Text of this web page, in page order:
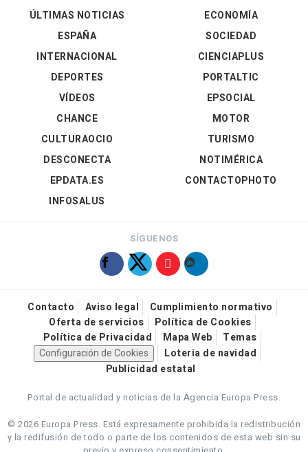
ÚLTIMAS NOTICIAS
ESPAÑA
INTERNACIONAL
DEPORTES
VÍDEOS
ECONOMÍA
SOCIEDAD
CIENCIAPLUS
PORTALTIC
EPSOCIAL
CHANCE
CULTURAOCIO
DESCONECTA
EPDATA.ES
INFOSALUS
MOTOR
TURISMO
NOTIMÉRICA
CONTACTOPHOTO
SÍGUENOS
Contacto Aviso legal
Cumplimiento normativo
Oferta de servicios
Política de Cookies
Política de Privacidad
Mapa Web
Temas
Configuración de Cookies
Loteria de navidad
Publicidad estatal
Portal de actualidad y noticias de la Agencia Europa Press.
© 2026 Europa Press. Está expresamente prohibida la redistribución
y la redifusión de todo o parte de los contenidos de esta web sin su